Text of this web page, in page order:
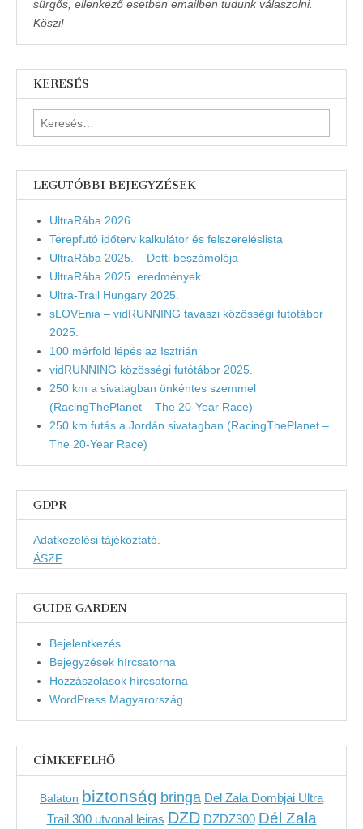
sürgős, ellenkező esetben emailben tudunk válaszolni.
Köszi!
KERESÉS
Keresés:
LEGUTÓBBI BEJEGYZÉSEK
UltraRába 2026
Terepfutó időterv kalkulátor és felszereléslista
UltraRába 2025. – Detti beszámolója
UltraRába 2025. eredmények
Ultra-Trail Hungary 2025.
sLOVEnia – vidRUNNING tavaszi közösségi futótábor
2025.
100 mérföld lépés az Isztrián
vidRUNNING közösségi futótábor 2025.
250 km a sivatagban önkéntes szemmel
(RacingThePlanet – The 20-Year Race)
250 km futás a Jordán sivatagban (RacingThePlanet –
The 20-Year Race)
GDPR
Adatkezelési tájékoztató.
ÁSZF
GUIDE GARDEN
Bejelentkezés
Bejegyzések hírcsatorna
Hozzászólások hírcsatorna
WordPress Magyarország
CÍMKEFELHŐ
Balaton biztonság bringa Del Zala Dombjai Ultra
Trail 300 utvonal leiras DZD DZDZ300 Dél Zala